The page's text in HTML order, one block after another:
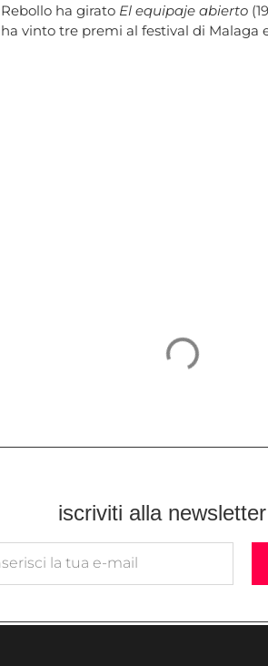
Rebollo ha girato El equipaje abierto
ha vinto tre premi al festival di Malaga
iscriviti alla newsletter